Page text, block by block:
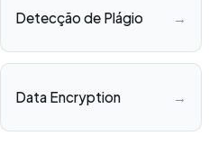
Detecção de Plágio →
Data Encryption →